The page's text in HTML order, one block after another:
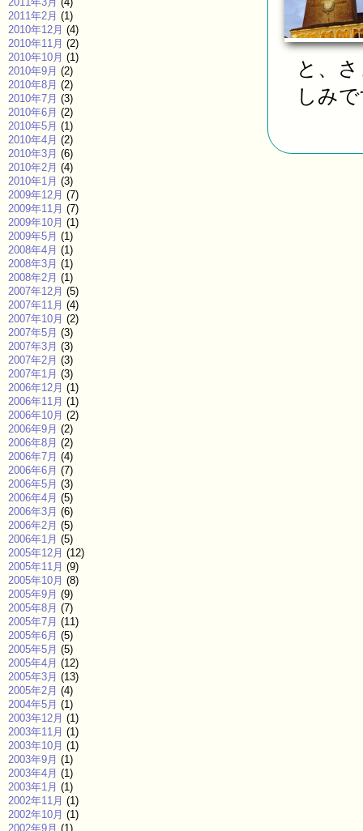
と、
しみ
2011年2月 (1)
2010年12月 (4)
2010年11月 (2)
2010年10月 (1)
2010年9月 (2)
2010年8月 (2)
2010年7月 (3)
2010年6月 (2)
2010年5月 (1)
2010年4月 (2)
2010年3月 (6)
2010年2月 (4)
2010年1月 (3)
2009年12月 (7)
2009年11月 (7)
2009年10月 (1)
2009年5月 (1)
2008年4月 (1)
2008年3月 (1)
2008年2月 (1)
2007年12月 (5)
2007年11月 (4)
2007年10月 (2)
2007年5月 (3)
2007年3月 (3)
2007年2月 (3)
2007年1月 (3)
2006年12月 (1)
2006年11月 (1)
2006年10月 (2)
2006年9月 (2)
2006年8月 (2)
2006年7月 (4)
2006年6月 (7)
2006年5月 (3)
2006年4月 (5)
2006年3月 (6)
2006年2月 (5)
2006年1月 (5)
2005年12月 (12)
2005年11月 (9)
2005年10月 (8)
2005年9月 (9)
2005年8月 (7)
2005年7月 (11)
2005年6月 (5)
2005年5月 (5)
2005年4月 (12)
2005年3月 (13)
2005年2月 (4)
2004年5月 (1)
2003年12月 (1)
2003年11月 (1)
2003年10月 (1)
2003年9月 (1)
2003年4月 (1)
2003年1月 (1)
2002年11月 (1)
2002年10月 (1)
2002年9月 (1)